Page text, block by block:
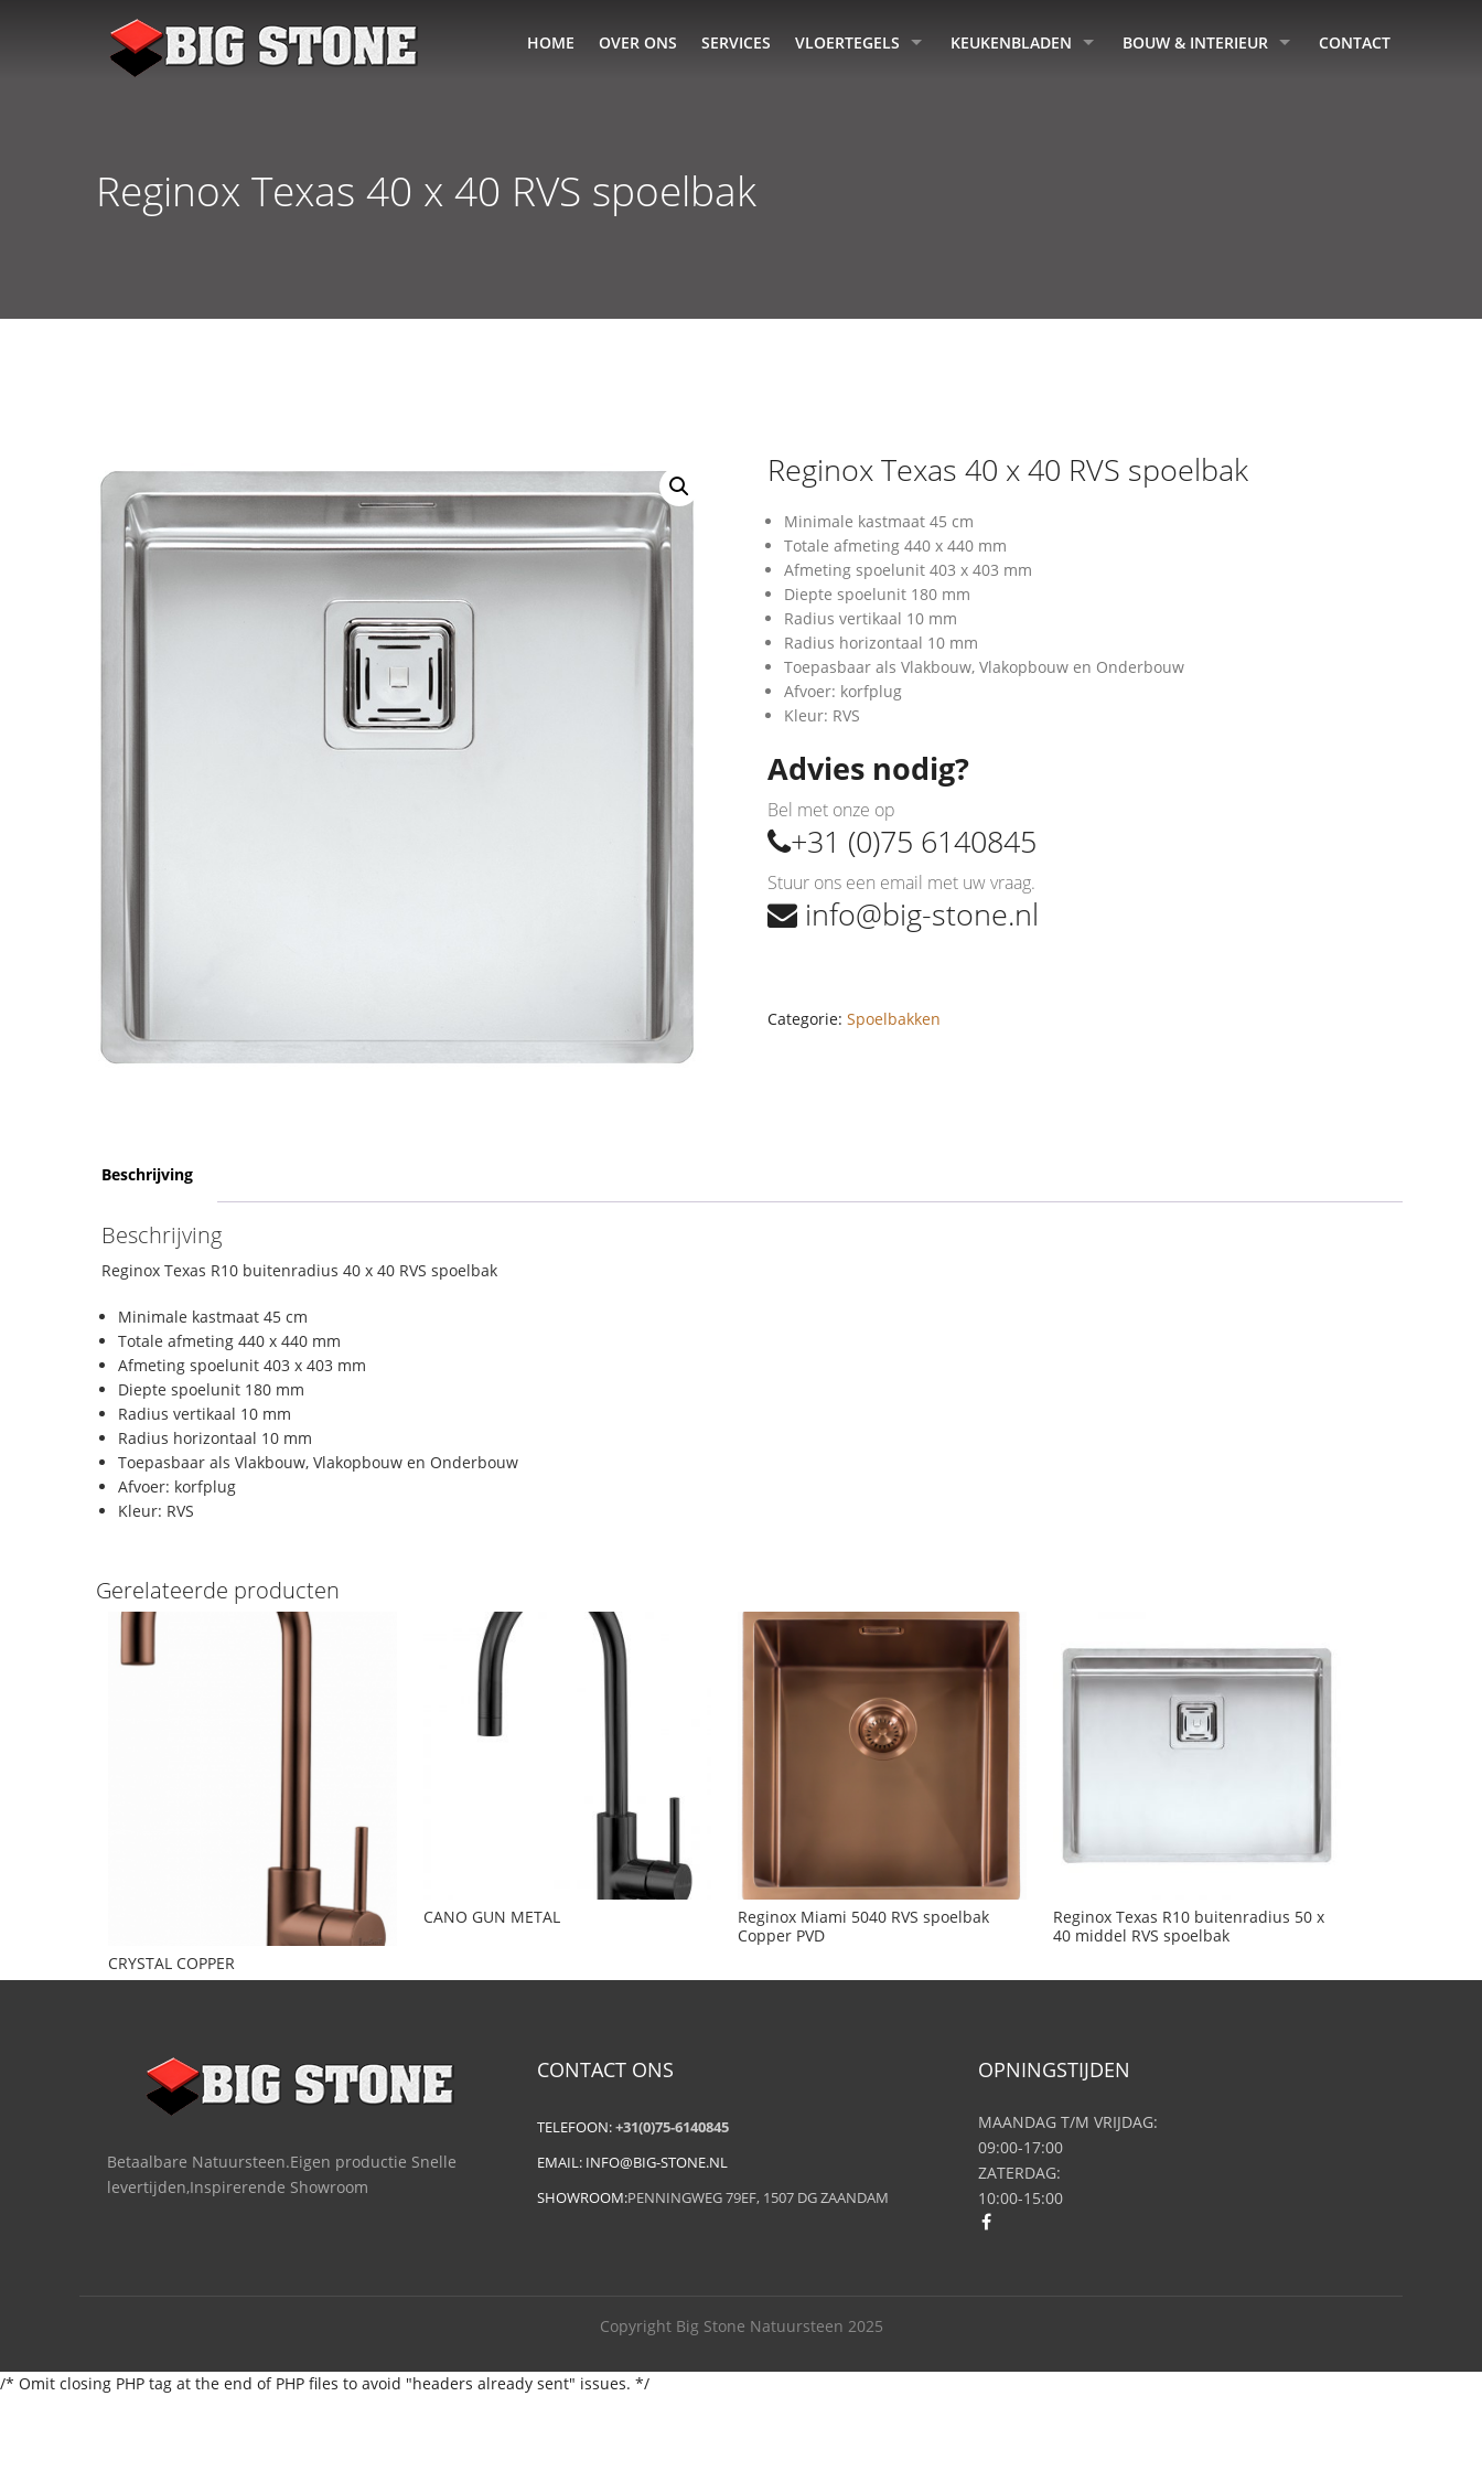
HOME OVER ONS SERVICES VLOERTEGELS KEUKENBLADEN BOUW & INTERIEUR CONTACT
Reginox Texas 40 x 40 RVS spoelbak
Reginox Texas 40 x 40 RVS spoelbak
Minimale kastmaat 45 cm
Totale afmeting 440 x 440 mm
Afmeting spoelunit 403 x 403 mm
Diepte spoelunit 180 mm
Radius vertikaal 10 mm
Radius horizontaal 10 mm
Toepasbaar als Vlakbouw, Vlakopbouw en Onderbouw
Afvoer: korfplug
Kleur: RVS
Advies nodig?
Bel met onze op
+31 (0)75 6140845
Stuur ons een email met uw vraag.
info@big-stone.nl
Categorie: Spoelbakken
Beschrijving
Beschrijving
Reginox Texas R10 buitenradius 40 x 40 RVS spoelbak
Minimale kastmaat 45 cm
Totale afmeting 440 x 440 mm
Afmeting spoelunit 403 x 403 mm
Diepte spoelunit 180 mm
Radius vertikaal 10 mm
Radius horizontaal 10 mm
Toepasbaar als Vlakbouw, Vlakopbouw en Onderbouw
Afvoer: korfplug
Kleur: RVS
Gerelateerde producten
CRYSTAL COPPER
CANO GUN METAL
Reginox Miami 5040 RVS spoelbak
Copper PVD
Reginox Texas R10 buitenradius 50 x
40 middel RVS spoelbak
Betaalbare Natuursteen.Eigen productie Snelle
levertijden,Inspirerende Showroom
CONTACT ONS
TELEFOON:+31(0)75-6140845
EMAIL: INFO@BIG-STONE.NL
SHOWROOM:PENNINGWEG 79EF, 1507 DG ZAANDAM
OPNINGSTIJDEN
MAANDAG T/M VRIJDAG:
09:00-17:00
ZATERDAG:
10:00-15:00
Copyright Big Stone Natuursteen 2025
/* Omit closing PHP tag at the end of PHP files to avoid "headers already sent" issues. */